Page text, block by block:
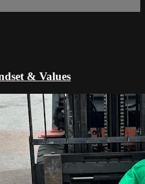
& Values